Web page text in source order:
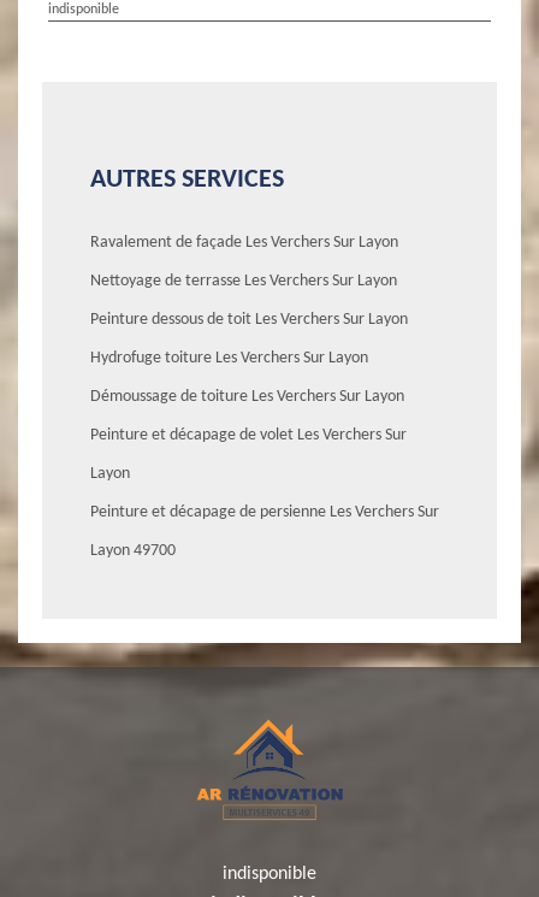
indisponible
AUTRES SERVICES
Ravalement de façade Les Verchers Sur Layon
Nettoyage de terrasse Les Verchers Sur Layon
Peinture dessous de toit Les Verchers Sur Layon
Hydrofuge toiture Les Verchers Sur Layon
Démoussage de toiture Les Verchers Sur Layon
Peinture et décapage de volet Les Verchers Sur
Layon
Peinture et décapage de persienne Les Verchers Sur
Layon 49700
indisponible